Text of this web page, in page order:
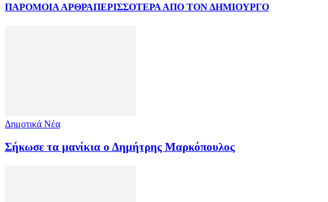
ΠΑΡΟΜΟΙΑ ΑΡΘΡΑΠΕΡΙΣΣΟΤΕΡΑ ΑΠΟ ΤΟΝ ΔΗΜΙΟΥΡΓΟ
Δημοτικά Νέα
Σήκωσε τα μανίκια ο Δημήτρης Μαρκόπουλος